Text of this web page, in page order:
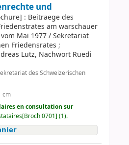
und
: Beitraege des
am warschauer
Mai 1977 / Sekretariat
Friedensrates ;
Lutz, Nachwort Ruedi
des Schweizerischen
cm
en consultation sur
0701] (1).